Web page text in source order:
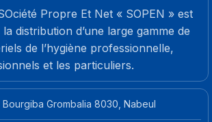
Propre Et Net « SOPEN » est
distribution d’une large gamme de
de l’hygiène professionnelle,
et les particuliers.
Grombalia 8030, Nabeul